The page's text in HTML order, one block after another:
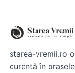
starea-vremii.ro
curentă în